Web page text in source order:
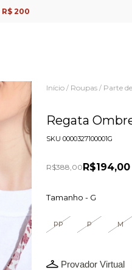
R$ 200
Início / Roupas / Parte
Regata
SKU0000327100001G
R$388,00R$194,00
Tamanho - G
PP P M
Provador Virtual